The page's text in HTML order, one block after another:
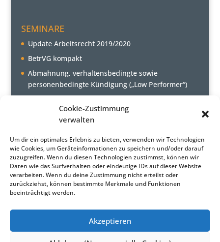
Cookie-Zustimmung
verwalten
Um dir ein optimales Erlebnis zu bieten, verwenden wir Technologien
wie Cookies, um Geräteinformationen zu speichern und/oder darauf
zuzugreifen. Wenn du diesen Technologien zustimmst, können wir
Daten wie das Surfverhalten oder eindeutige IDs auf dieser Website
verarbeiten. Wenn du deine Zustimmung nicht erteilst oder
zurückziehst, können bestimmte Merkmale und Funktionen
beeinträchtigt werden.
Akzeptieren
SEMINARE
Update Arbeitsrecht 2019/2020
BetrVG kompakt
Abmahnung, verhaltensbedingte sowie
personenbedingte Kündigung („Low Performer“)
AKTUELLE NEWS
Heimarbeit – Verdienstsicherung und
Urlaubsabgeltung
Portrait
Seminare
Inhouse-Seminare
News Archiv
Kontakt